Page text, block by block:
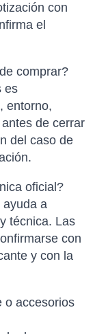
con
el
comprar?
es
entorno,
de cerrar
del caso de
oficial?
ayuda a
técnica. Las
con
y con la
o accesorios